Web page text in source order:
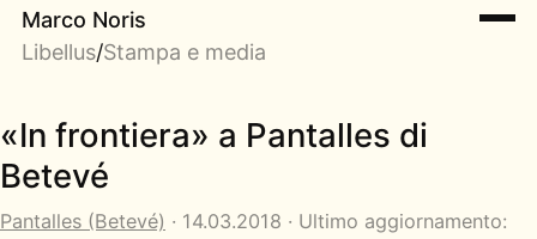
Marco Noris
Libellus/Stampa e media
«In frontiera» a Pantalles di
Betevé
Pantalles (Betevé) · 14.03.2018 · Ultimo aggiornamento: